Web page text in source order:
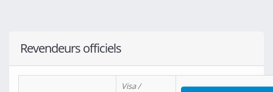
Revendeurs officiels
Visa /